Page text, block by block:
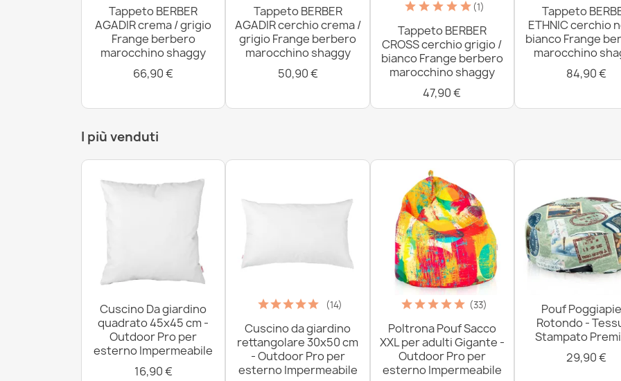
Tappeto
grigio
74,90 €
Tappeto BERBER
AGADIR crema / grigio
Frange berbero
marocchino shaggy
66,90 €
Tappeto BERBER
AGADIR cerchio crema /
grigio Frange berbero
marocchino shaggy
50,90 €
(1)
Tappeto BERBER
CROSS cerchio grigio /
bianco Frange berbero
marocchino shaggy
47,90 €
Tappeto
ETHNIC cerchio
bianco Frange
marocchino
84,90 €
I più venduti
Cuscino Da giardino
quadrato 45x45 cm -
Outdoor Pro per
esterno Impermeabile
16,90 €
(14)
Cuscino da giardino
rettangolare 30x50 cm
- Outdoor Pro per
esterno Impermeabile
(33)
Poltrona Pouf Sacco
XXL per adulti Gigante -
Outdoor Pro per
esterno Impermeabile
Pouf
Rotondo -
Stampato
29,90 €